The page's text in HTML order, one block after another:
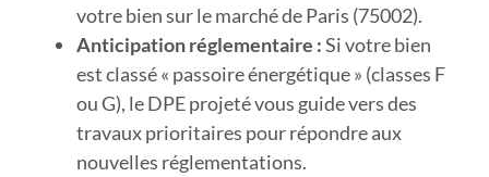
votre bien sur le marché de Paris (75002).
Anticipation réglementaire :Si votre bien
est classé « passoire énergétique » (classes F
ou G), le DPE projeté vous guide vers des
travaux prioritaires pour répondre aux
nouvelles réglementations.